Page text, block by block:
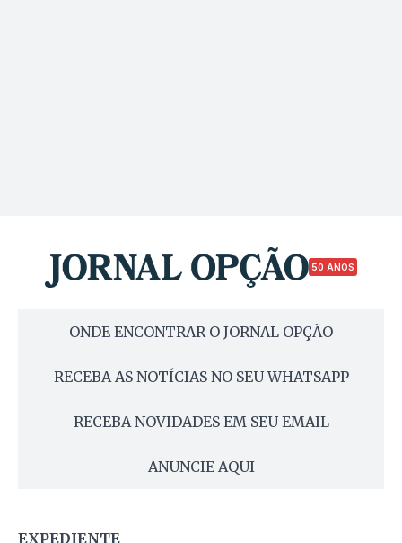
50 ANOS
ONDE ENCONTRAR O JORNAL OPÇÃO
RECEBA AS NOTÍCIAS NO SEU WHATSAPP
RECEBA NOVIDADES EM SEU EMAIL
ANUNCIE AQUI
EXPEDIENTE